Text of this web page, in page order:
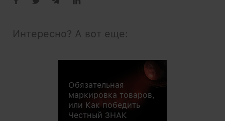
Интересно? А вот еще:
Обязательная
маркировка товаров,
или Как победить
Честный ЗНАК